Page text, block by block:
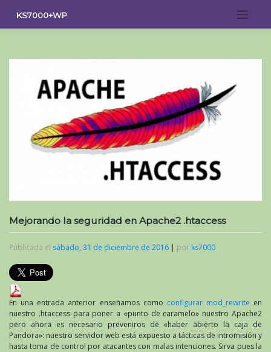
contenido
KS7000+WP
Mejorando la seguridad en Apache2 .htaccess
Publicada el sábado, 31 de diciembre de 2016 | por ks7000
En una entrada anterior enseñamos como configurar mod_rewrite en
nuestro .htaccess para poner a «punto de caramelo» nuestro Apache2
pero ahora es necesario preveniros de «haber abierto la caja de
Pandora»: nuestro servidor web está expuesto a tácticas de intromisión y
hasta toma de control por atacantes con malas intenciones. Sirva pues la